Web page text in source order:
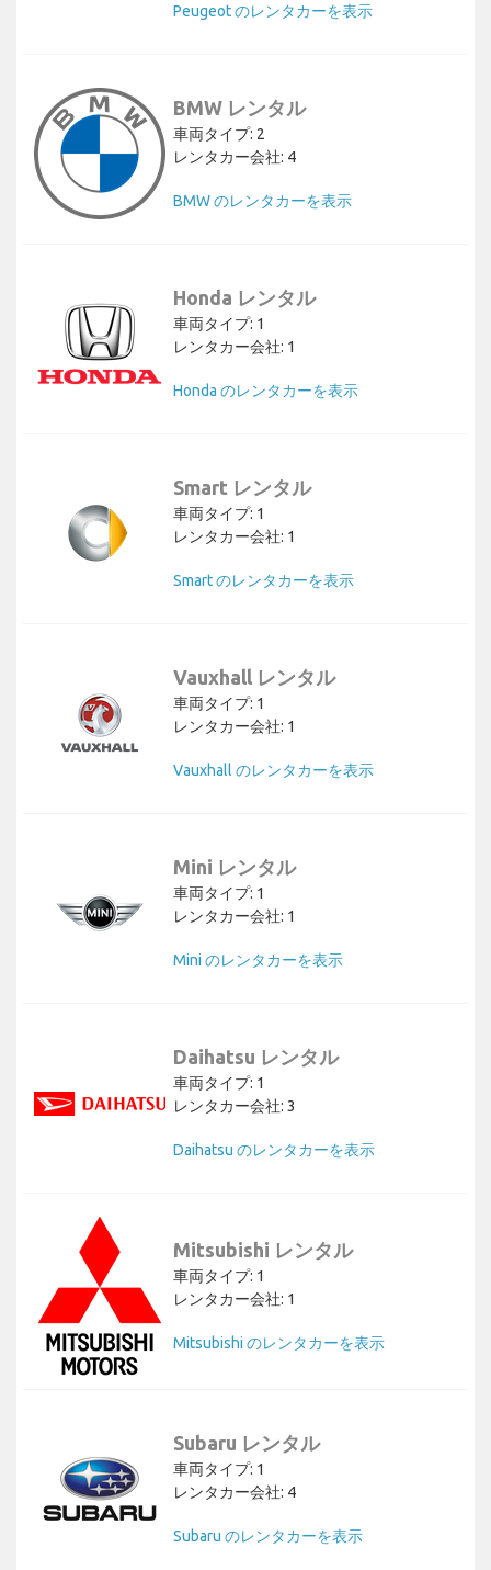
Peugeot のレンタカーを表示
BMW レンタル
車両タイプ: 2
レンタカー会社: 4
BMW のレンタカーを表示
Honda レンタル
車両タイプ: 1
レンタカー会社: 1
Honda のレンタカーを表示
Smart レンタル
車両タイプ: 1
レンタカー会社: 1
Smart のレンタカーを表示
Vauxhall レンタル
車両タイプ: 1
レンタカー会社: 1
Vauxhall のレンタカーを表示
Mini レンタル
車両タイプ: 1
レンタカー会社: 1
Mini のレンタカーを表示
Daihatsu レンタル
車両タイプ: 1
レンタカー会社: 3
Daihatsu のレンタカーを表示
Mitsubishi レンタル
車両タイプ: 1
レンタカー会社: 1
Mitsubishi のレンタカーを表示
Subaru レンタル
車両タイプ: 1
レンタカー会社: 4
Subaru のレンタカーを表示